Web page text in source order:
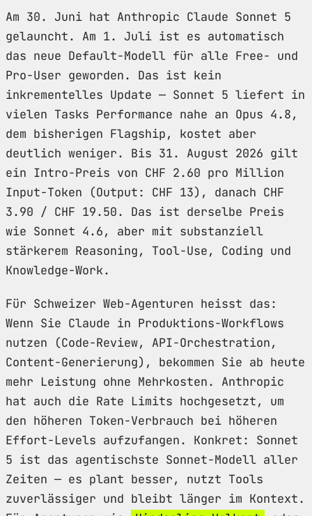
Am 30. Juni hat Anthropic Claude Sonnet 5
gelauncht. Am 1. Juli ist es automatisch
das neue Default-Modell für alle Free- und
Pro-User geworden. Das ist kein
inkrementelles Update — Sonnet 5 liefert in
vielen Tasks Performance nahe an Opus 4.8,
dem bisherigen Flagship, kostet aber
deutlich weniger. Bis 31. August 2026 gilt
ein Intro-Preis von CHF 2.60 pro Million
Input-Token (Output: CHF 13), danach CHF
3.90 / CHF 19.50. Das ist derselbe Preis
wie Sonnet 4.6, aber mit substanziell
stärkerem Reasoning, Tool-Use, Coding und
Knowledge-Work.
Für Schweizer Web-Agenturen heisst das:
Wenn Sie Claude in Produktions-Workflows
nutzen (Code-Review, API-Orchestration,
Content-Generierung), bekommen Sie ab heute
mehr Leistung ohne Mehrkosten. Anthropic
hat auch die Rate Limits hochgesetzt, um
den höheren Token-Verbrauch bei höheren
Effort-Levels aufzufangen. Konkret: Sonnet
5 ist das agentischste Sonnet-Modell aller
Zeiten — es plant besser, nutzt Tools
zuverlässiger und bleibt länger im Kontext.